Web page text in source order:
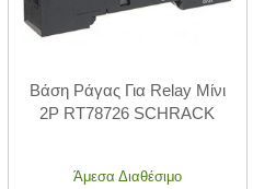
Βάση Ράγας Για Relay Μίνι
2P RT78726 SCHRACK
Άμεσα Διαθέσιμο